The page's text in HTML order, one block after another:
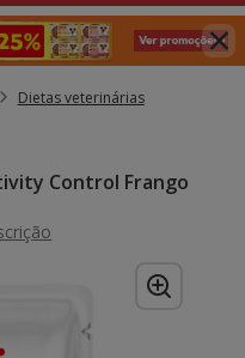
Dietas veterinárias
Control Frango